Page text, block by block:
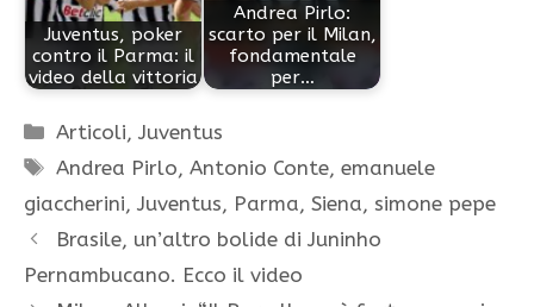
Juventus, poker
contro il Parma: il
video della vittoria
Andrea Pirlo:
scarto per il Milan,
fondamentale
per…
Categorie
Articoli,Juventus
Tag
Andrea Pirlo,Antonio Conte,emanuele
giaccherini, Juventus, Parma, Siena, simone pepe
Brasile, un’altro bolide di Juninho
Pernambucano. Ecco il video